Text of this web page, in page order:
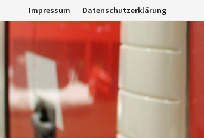
Inhalt
springen
Impressum Datenschutzerklärung